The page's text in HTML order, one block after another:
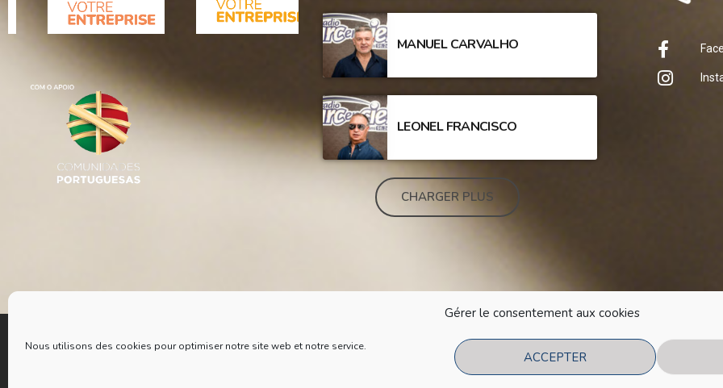
Gérer le consentement aux cookies
Nous utilisons des cookies pour optimiser notre site web et notre service.
ACCEPTER
MANUEL CARVALHO
LEONEL FRANCISCO
CHARGER PLUS
COPYRIGHT2021